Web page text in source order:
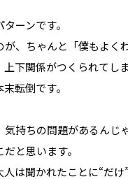
ーンです。
が、ちゃんと「僕もよく
上下関係がつくられてし
転倒です。
気持ちの問題があるん
と思います。
人は聞かれたことに“だ